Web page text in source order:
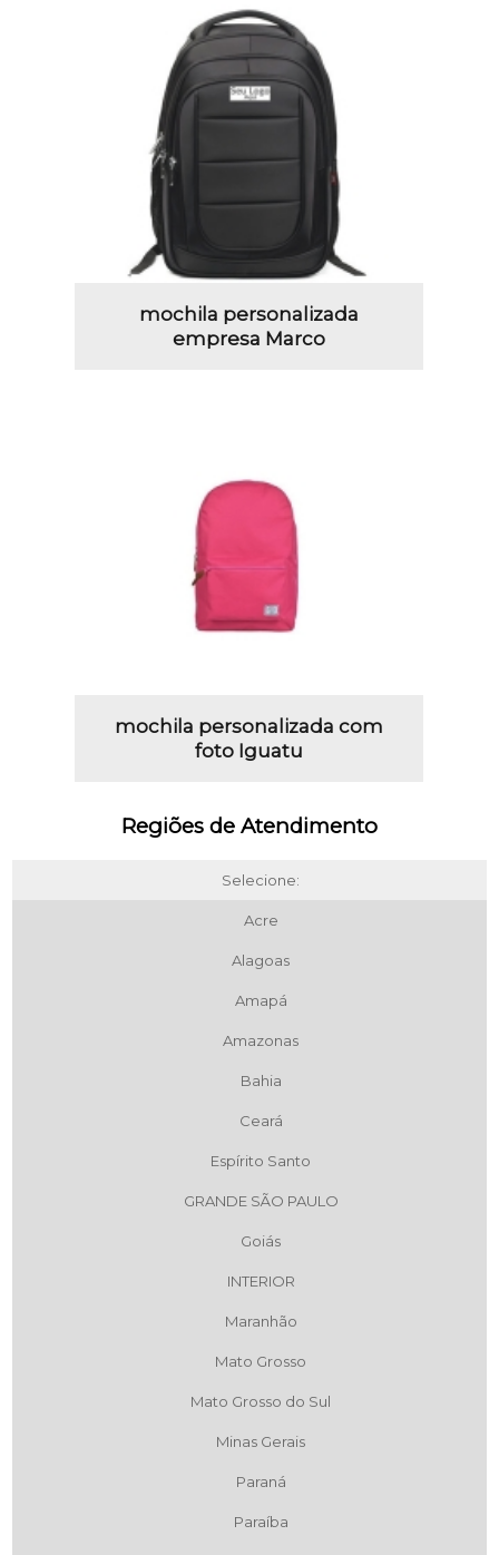
mochila personalizada
empresa Marco
mochila personalizada com
foto Iguatu
Regiões de Atendimento
Selecione:
Acre
Alagoas
Amapá
Amazonas
Bahia
Ceará
Espírito Santo
GRANDE SÃO PAULO
Goiás
INTERIOR
Maranhão
Mato Grosso
Mato Grosso do Sul
Minas Gerais
Paraná
Paraíba